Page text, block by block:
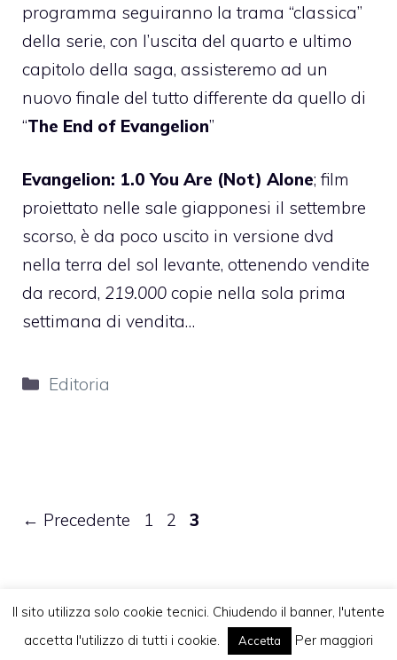
programma seguiranno la trama “classica”
della serie, con l’uscita del quarto e ultimo
capitolo della saga, assisteremo ad un
nuovo finale del tutto differente da quello di
“The End of Evangelion”
Evangelion: 1.0 You Are (Not) Alone; film
proiettato nelle sale giapponesi il settembre
scorso, è da poco uscito in versione dvd
nella terra del sol levante, ottenendo vendite
da record, 219.000 copie nella sola prima
settimana di vendita…
Categorie
Editoria
← Precedente Pagina
1 Pagina
2 Pagina
3
Il sito utilizza solo cookie tecnici. Chiudendo il banner, l'utente
accetta l'utilizzo di tutti i cookie.
Accetta
Per maggiori
Vuoi pubblicare sul nostro network?